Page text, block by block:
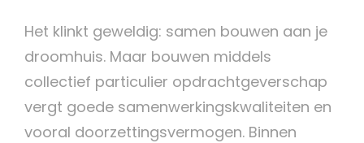
Het klinkt geweldig: samen bouwen aan je
droomhuis. Maar bouwen middels
collectief particulier opdrachtgeverschap
vergt goede samenwerkingskwaliteiten en
vooral doorzettingsvermogen. Binnen